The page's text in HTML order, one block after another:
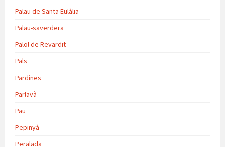
Palau de Santa Eulàlia
Palau-saverdera
Palol de Revardit
Pals
Pardines
Parlavà
Pau
Pepinyà
Peralada